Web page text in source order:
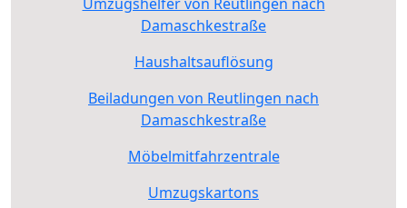
Damaschkestraße
Haushaltsauflösung
Beiladungen von Reutlingen nach
Damaschkestraße
Möbelmitfahrzentrale
Umzugskartons